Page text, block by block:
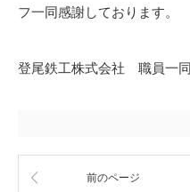
フ一同感謝しております。
登尾鉄工株式会社 職員一同
前のページ